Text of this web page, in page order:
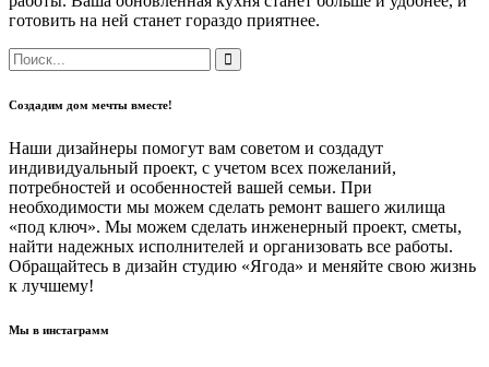
готовить на ней станет гораздо приятнее.
Создадим дом мечты вместе!
Наши дизайнеры помогут вам советом и создадут
индивидуальный проект, с учетом всех пожеланий,
потребностей и особенностей вашей семьи. При
необходимости мы можем сделать ремонт вашего жилища
«под ключ». Мы можем сделать инженерный проект, сметы,
найти надежных исполнителей и организовать все работы.
Обращайтесь в дизайн студию «Ягода» и меняйте свою жизнь
к лучшему!
Мы в инстаграмм